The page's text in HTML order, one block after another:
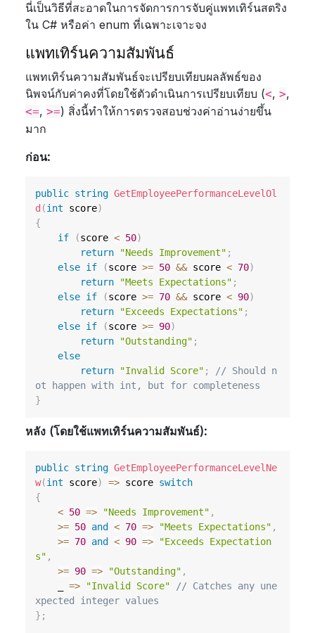
นี่เป็นวิธีที่สะอาดในการจัดการการจับคู่แพทเทิร์นสตริง
ใน C# หรือค่า enum ที่เฉพาะเจาะจง
แพทเทิร์นความสัมพันธ์
แพทเทิร์นความสัมพันธ์จะเปรียบเทียบผลลัพธ์ของ
นิพจน์กับค่าคงที่โดยใช้ตัวดำเนินการเปรียบเทียบ (<, >,
<=, >=) สิ่งนี้ทำให้การตรวจสอบช่วงค่าอ่านง่ายขึ้น
มาก
ก่อน:
public string GetEmployeePerformanceLevelOl
d (int score)
{
if
(score < 50)
return
"Needs Improvement" ;
else if (score >= 50 && score < 70)
return
"Meets Expectations" ;
else if (score >= 70 && score < 90)
return
"Exceeds Expectations" ;
else if (score >= 90)
return
"Outstanding" ;
else
return
"Invalid Score" ;
// Should n
ot happen with int, but for completeness
}
หลัง (โดยใช้แพทเทิร์นความสัมพันธ์):
public string GetEmployeePerformanceLevelNe
w(int score) => score switch
{
< 50 => "Needs Improvement" ,
>= 50 and < 70 => "Meets Expectations" ,
>= 70 and < 90 =>
"Exceeds Expectation
s" ,
>= 90 => "Outstanding" ,
=> "Invalid Score"
// Catches any une
xpected integer values
} ;